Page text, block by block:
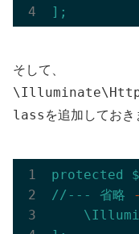
];
そして、
lass を追加しておき
protected
//---
省略